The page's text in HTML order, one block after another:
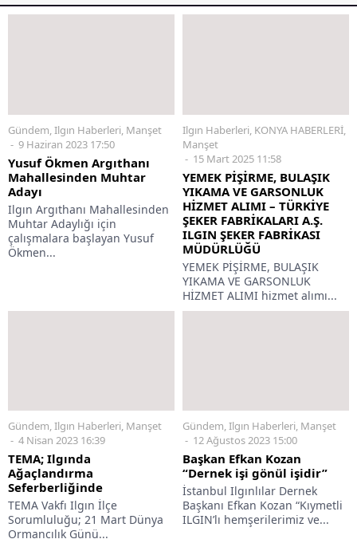
Gündem,Ilgın Haberleri, Manşet
9 Haziran 2023 17:50
Yusuf Ökmen Argıthanı
Mahallesinden Muhtar
Adayı
Ilgın Argıthanı Mahallesinden
Muhtar Adaylığı için
çalışmalara başlayan Yusuf
Ökmen...
Ilgın Haberleri, KONYA HABERLERİ,
Manşet
15 Mart 2025 11:58
YEMEK PİŞİRME, BULAŞIK
YIKAMA VE GARSONLUK
HİZMET ALIMI – TÜRKİYE
ŞEKER FABRİKALARI A.Ş.
ILGIN ŞEKER FABRİKASI
MÜDÜRLÜĞÜ
YEMEK PİŞİRME, BULAŞIK
YIKAMA VE GARSONLUK
HİZMET ALIMI hizmet alımı...
Gündem,Ilgın Haberleri, Manşet
4 Nisan 2023 16:39
TEMA; Ilgında
Ağaçlandırma
Seferberliğinde
TEMA Vakfı Ilgın İlçe
Sorumluluğu; 21 Mart Dünya
Ormancılık Günü...
Gündem,Ilgın Haberleri, Manşet
12 Ağustos 2023 15:00
Başkan Efkan Kozan
“Dernek işi gönül işidir”
İstanbul Ilgınlılar Dernek
Başkanı Efkan Kozan “Kıymetli
ILGIN’lı hemşerilerimiz ve...